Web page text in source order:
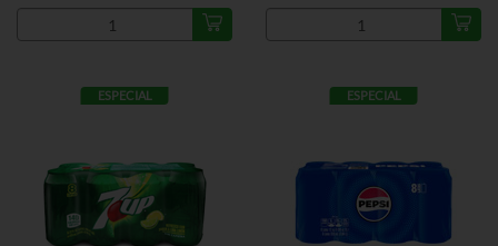
ESPECIAL ESPECIAL